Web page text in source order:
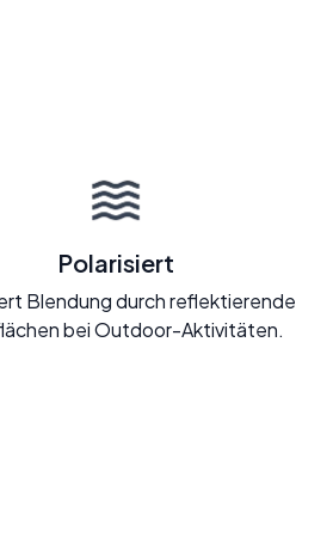
Polarisiert
Blendung durch reflektierende
bei Outdoor-Aktivitäten.